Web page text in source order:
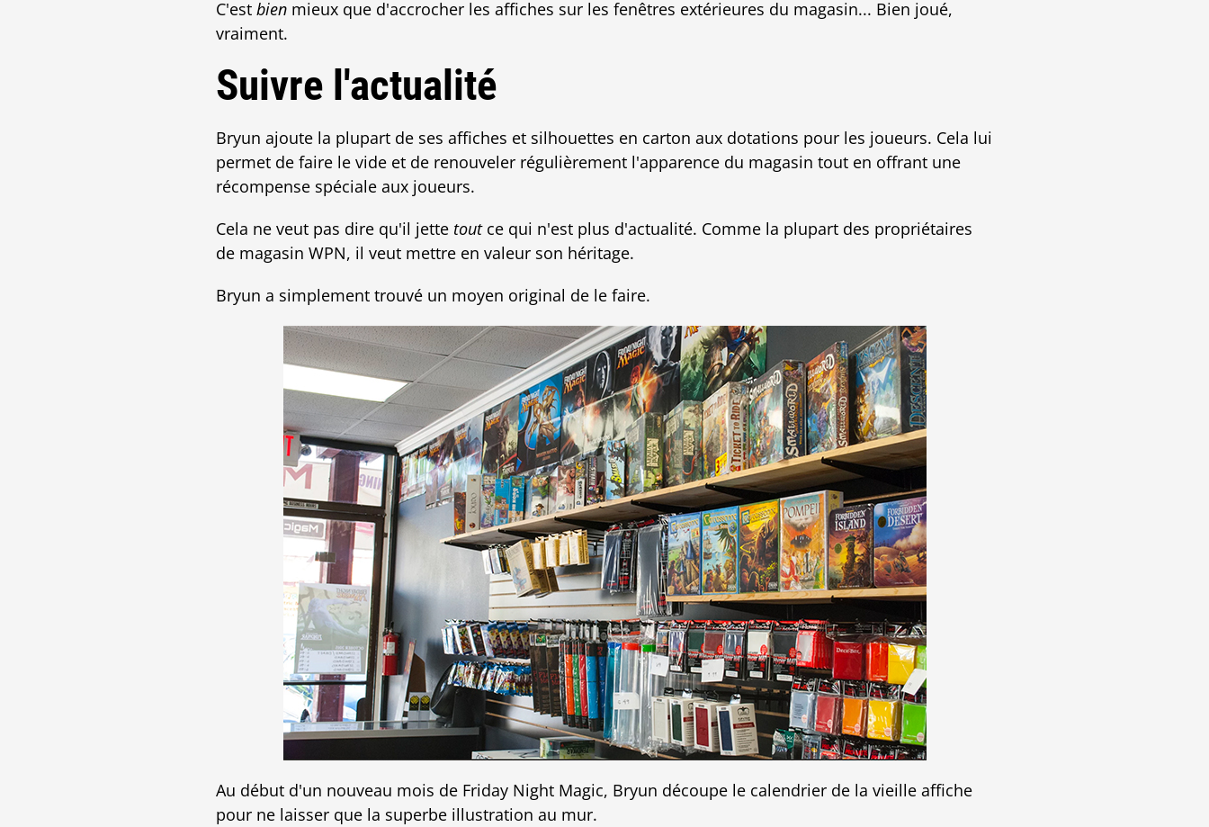
C'est bien mieux que d'accrocher les affiches sur les fenêtres extérieures du magasin... Bien joué,
vraiment.
Suivre l'actualité
Bryun ajoute la plupart de ses affiches et silhouettes en carton aux dotations pour les joueurs. Cela lui
permet de faire le vide et de renouveler régulièrement l'apparence du magasin tout en offrant une
récompense spéciale aux joueurs.
Cela ne veut pas dire qu'il jette toutce qui n'est plus d'actualité. Comme la plupart des propriétaires
de magasin WPN, il veut mettre en valeur son héritage.
Bryun a simplement trouvé un moyen original de le faire.
Au début d'un nouveau mois de Friday Night Magic, Bryun découpe le calendrier de la vieille affiche
pour ne laisser que la superbe illustration au mur.